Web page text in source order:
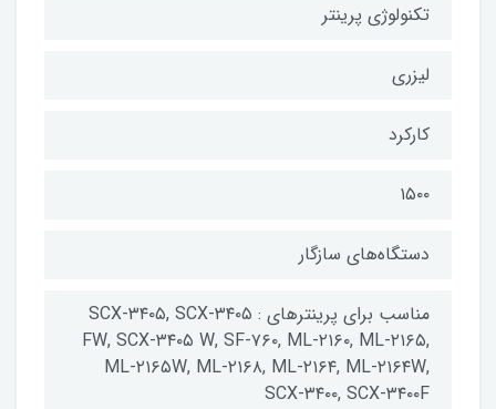
تکنولوژی پرینتر
لیزری
کارکرد
۱۵۰۰
دستگاه‌های سازگار
مناسب برای پرینترهای : SCX-۳۴۰۵, SCX-۳۴۰۵
FW, SCX-۳۴۰۵ W, SF-۷۶۰, ML-۲۱۶۰, ML-۲۱۶۵,
ML-۲۱۶۵W, ML-۲۱۶۸, ML-۲۱۶۴, ML-۲۱۶۴W,
SCX-۳۴۰۰, SCX-۳۴۰۰F